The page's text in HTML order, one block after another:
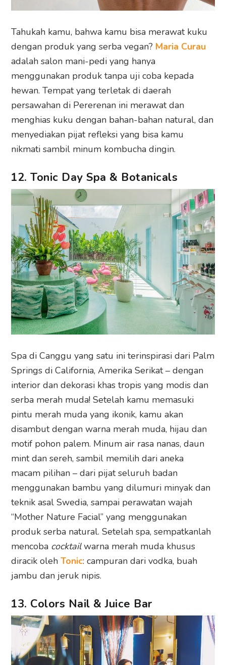
Tahukah kamu, bahwa kamu bisa merawat kuku
dengan produk yang serba vegan? Maria Curau
adalah salon mani-pedi yang hanya
menggunakan produk tanpa uji coba kepada
hewan. Tempat yang terletak di daerah
persawahan di Pererenan ini merawat dan
menghias kuku dengan bahan-bahan natural, dan
menyediakan pijat refleksi yang bisa kamu
nikmati sambil minum kombucha dingin.
12. Tonic Day Spa & Botanicals
Spa di Canggu yang satu ini terinspirasi dari Palm
Springs di California, Amerika Serikat – dengan
interior dan dekorasi khas tropis yang modis dan
serba merah muda! Setelah kamu memasuki
pintu merah muda yang ikonik, kamu akan
disambut dengan warna merah muda, hijau dan
motif pohon palem. Minum air rasa nanas, daun
mint dan sereh, sambil memilih dari aneka
macam pilihan – dari pijat seluruh badan
menggunakan bambu yang dilumuri minyak dan
teknik asal Swedia, sampai perawatan wajah
“Mother Nature Facial” yang menggunakan
produk serba natural. Setelah spa, sempatkanlah
mencoba cocktailwarna merah muda khusus
diracik olehTonic: campuran dari vodka, buah
jambu dan jeruk nipis.
13. Colors Nail & Juice Bar